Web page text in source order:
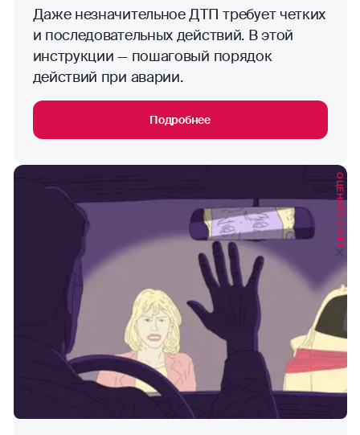
Даже незначительное ДТП требует четких
и последовательных действий. В этой
инструкции — пошаговый порядок
действий при аварии.
Подробнее
ОЦЕНИТЕ САЙТ